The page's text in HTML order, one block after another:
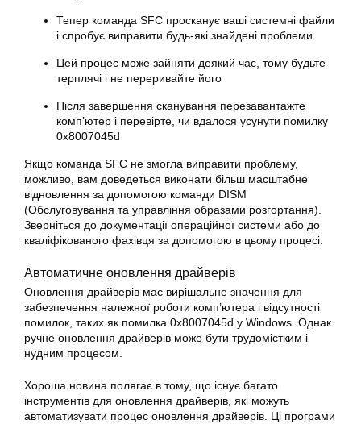
Тепер команда SFC просканує ваші системні файли
і спробує виправити будь-які знайдені проблеми
Цей процес може зайняти деякий час, тому будьте
терплячі і не переривайте його
Після завершення сканування перезавантажте
комп’ютер і перевірте, чи вдалося усунути помилку
0x8007045d
Якщо команда SFC не змогла виправити проблему,
можливо, вам доведеться виконати більш масштабне
відновлення за допомогою команди DISM
(Обслуговування та управління образами розгортання).
Зверніться до документації операційної системи або до
кваліфікованого фахівця за допомогою в цьому процесі.
Автоматичне оновлення драйверів
Оновлення драйверів має вирішальне значення для
забезпечення належної роботи комп’ютера і відсутності
помилок, таких як помилка 0x8007045d у Windows . Однак
ручне оновлення драйверів може бути трудомістким і
нудним процесом.
Хороша новина полягає в тому, що існує багато
інструментів для оновлення драйверів, які можуть
автоматизувати процес оновлення драйверів. Ці програми